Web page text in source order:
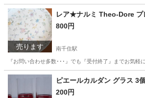
東京 荒川区 南千住駅
売ります
レア★ナルミ Theo-
800円
南千住駅
『お問い合わせ多数･･･』でも『受付終了』までお気
東京 台東区 南千住駅 食器 ボーンチャ
ピエールカルダン グラス 3個
200円